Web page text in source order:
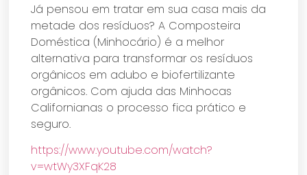
Já pensou em tratar em sua casa mais da
metade dos resíduos? A Composteira
Doméstica (Minhocário) é a melhor
alternativa para transformar os resíduos
orgânicos em adubo e biofertilizante
orgânicos. Com ajuda das Minhocas
Californianas o processo fica prático e
seguro.
https://www.youtube.com/watch?
v=wtWy3XFqK28